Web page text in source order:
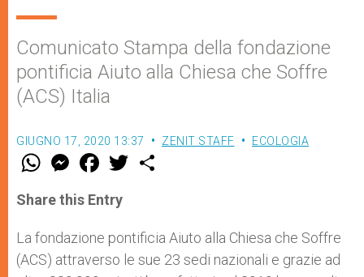
Comunicato Stampa della fondazione
pontificia Aiuto alla Chiesa che Soffre
(ACS) Italia
GIUGNO 17, 2020 13:37 ZENIT STAFF ECOLOGIA
W
t
s
p
p
M
e
s
e
g
e
r
F
a
e
b
o
k
w
r
Share this Entry
La fondazione pontificia Aiuto alla Chiesa che Soffre
(ACS) attraverso le sue 23 sedi nazionali e grazie ad